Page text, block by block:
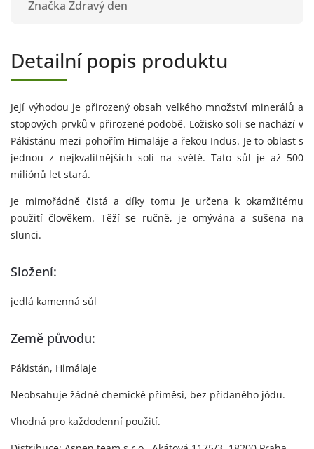
Značka Zdravý den
Detailní popis produktu
Její výhodou je přirozený obsah velkého množství minerálů a
stopových prvků v přirozené podobě. Ložisko soli se nachází v
Pákistánu mezi pohořím Himaláje a řekou Indus. Je to oblast s
jednou z nejkvalitnějších solí na světě. Tato sůl je až 500
miliónů let stará.
Je mimořádně čistá a díky tomu je určena k okamžitému
použití člověkem. Těží se ručně, je omývána a sušena na
slunci.
Složení:
jedlá kamenná sůl
Země původu:
Pákistán, Himálaje
Neobsahuje žádné chemické příměsi, bez přidaného jódu.
Vhodná pro každodenní použití.